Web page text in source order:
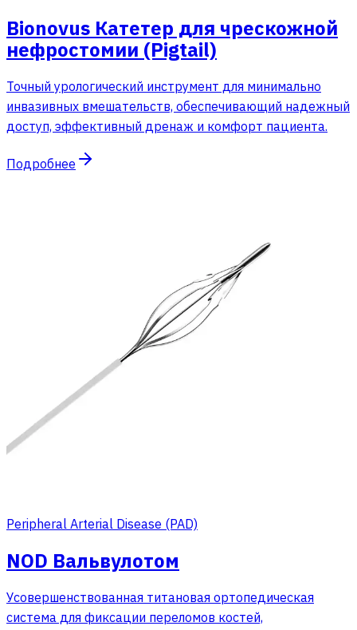
Bionovus Катетер для чрескожной
нефростомии (Pigtail)
Точный урологический инструмент для минимально
инвазивных вмешательств, обеспечивающий надежный
доступ, эффективный дренаж и комфорт пациента.
Подробнее
Peripheral Arterial Disease (PAD)
NOD Вальвулотом
Усовершенствованная титановая ортопедическая
система для фиксации переломов костей,